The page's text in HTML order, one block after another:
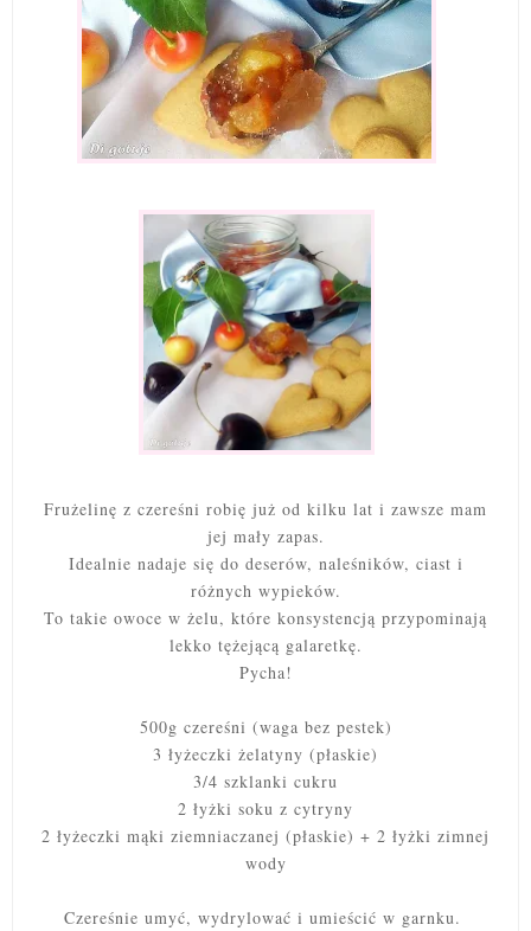
Frużelinę z czereśni robię już od kilku lat i zawsze mam
jej mały zapas.
Idealnie nadaje się do deserów, naleśników, ciast i
różnych wypieków.
To takie owoce w żelu, które konsystencją przypominają
lekko tężejącą galaretkę.
Pycha!
500g czereśni (waga bez pestek)
3 łyżeczki żelatyny (płaskie)
3/4 szklanki cukru
2 łyżki soku z cytryny
2 łyżeczki mąki ziemniaczanej (płaskie) + 2 łyżki zimnej
wody
Czereśnie umyć, wydrylować i umieścić w garnku.